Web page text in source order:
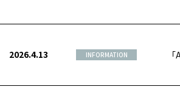
INFORMATION
2026.4.13